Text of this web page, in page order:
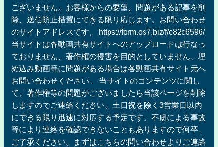
ございません。お客様からの要望、問題がある記事を削
除、送信防止措置にできる限り応じます。お問い合わせ
のサイトアドレスです。 https://form.os7.biz/f/c82c6596/
当サイトは各動画共有サイトへのアップロードは行なっ
ておりません、著作権の侵害を目的としていません、埋
め込み動画等に問題がある場合は各動画共有サイト元へ
お問い合わせください 。当サイトのコンテンツに関し
て、著作権等の問題がございましたら当該ページを削除
しますのでご連絡ください。土日祝を除く3営業日以内
にできる限り迅速に対応する予定です。不慮による事故
等により連絡を確認できないこともありますので何卒、
ご了承ください。まずはこちらの問い合わせよりご連絡